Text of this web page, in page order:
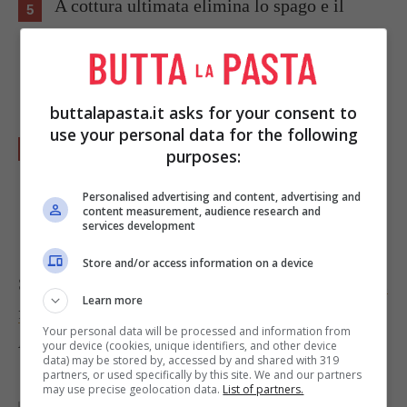
A cottura ultimata elimina lo spago e il
prosciutto, taglia il fagiano arrosto a pezzi e
mettilo su un vassoio, trita il prosciutto e
Sgrassa il fondo di cottura filtrandolo, versa
immediatamente.
Se ti piace la selvaggina prova anche
fagiano al vino
Foto diWilliam Lyons
buttalapasta.it asks for your consent to
use your personal data for the following
purposes:
Personalised advertising and content, advertising and
content measurement, audience research and
services development
Store and/or access information on a device
Learn more
Your personal data will be processed and information from
your device (cookies, unique identifiers, and other device
data) may be stored by, accessed by and shared with 319
partners, or used specifically by this site. We and our partners
may use precise geolocation data. List of partners.